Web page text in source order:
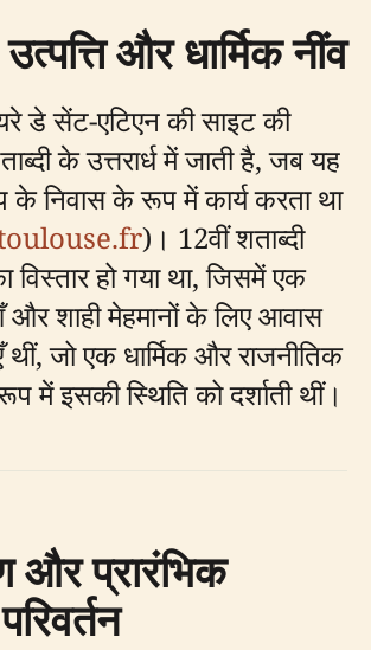
और धार्मिक नींव
डे सेंट-एटिएन की साइट की
के उत्तरार्ध में जाती है, जब यह
निवास के रूप में कार्य करता था
)। 12वीं शताब्दी
विस्तार हो गया था, जिसमें एक
शाही मेहमानों के लिए आवास
जो एक धार्मिक और राजनीतिक
में इसकी स्थिति को दर्शाती थीं।
और प्रारंभिक